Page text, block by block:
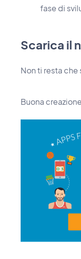
fase di
Scarica il
Non ti resta
Buona